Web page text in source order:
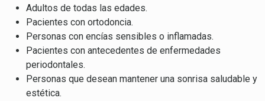
Adultos de todas las edades.
Pacientes con ortodoncia.
Personas con encías sensibles o inflamadas.
Pacientes con antecedentes de enfermedades
periodontales.
Personas que desean mantener una sonrisa saludable y
estética.